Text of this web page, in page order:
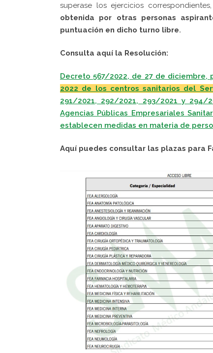
superase los ejercicios
obtenida por otras personas
puntuación en dicho turno libre.
Consulta aquí la Resolución:
Decreto 567/2022, de 27 de diciembre,
2022 de los centros sanitarios del
291/2021, 292/2021, 293/2021 y
Agencias Públicas Empresariales
establecen medidas en materia de
Aquí puedes consultar las plazas para